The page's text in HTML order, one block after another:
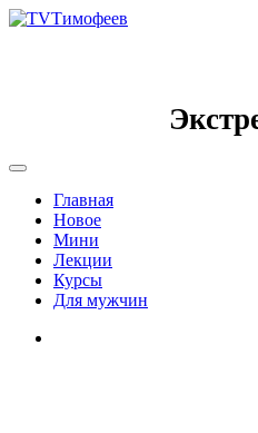
Главная
Новое
Мини
Лекции
Курсы
Для мужчин